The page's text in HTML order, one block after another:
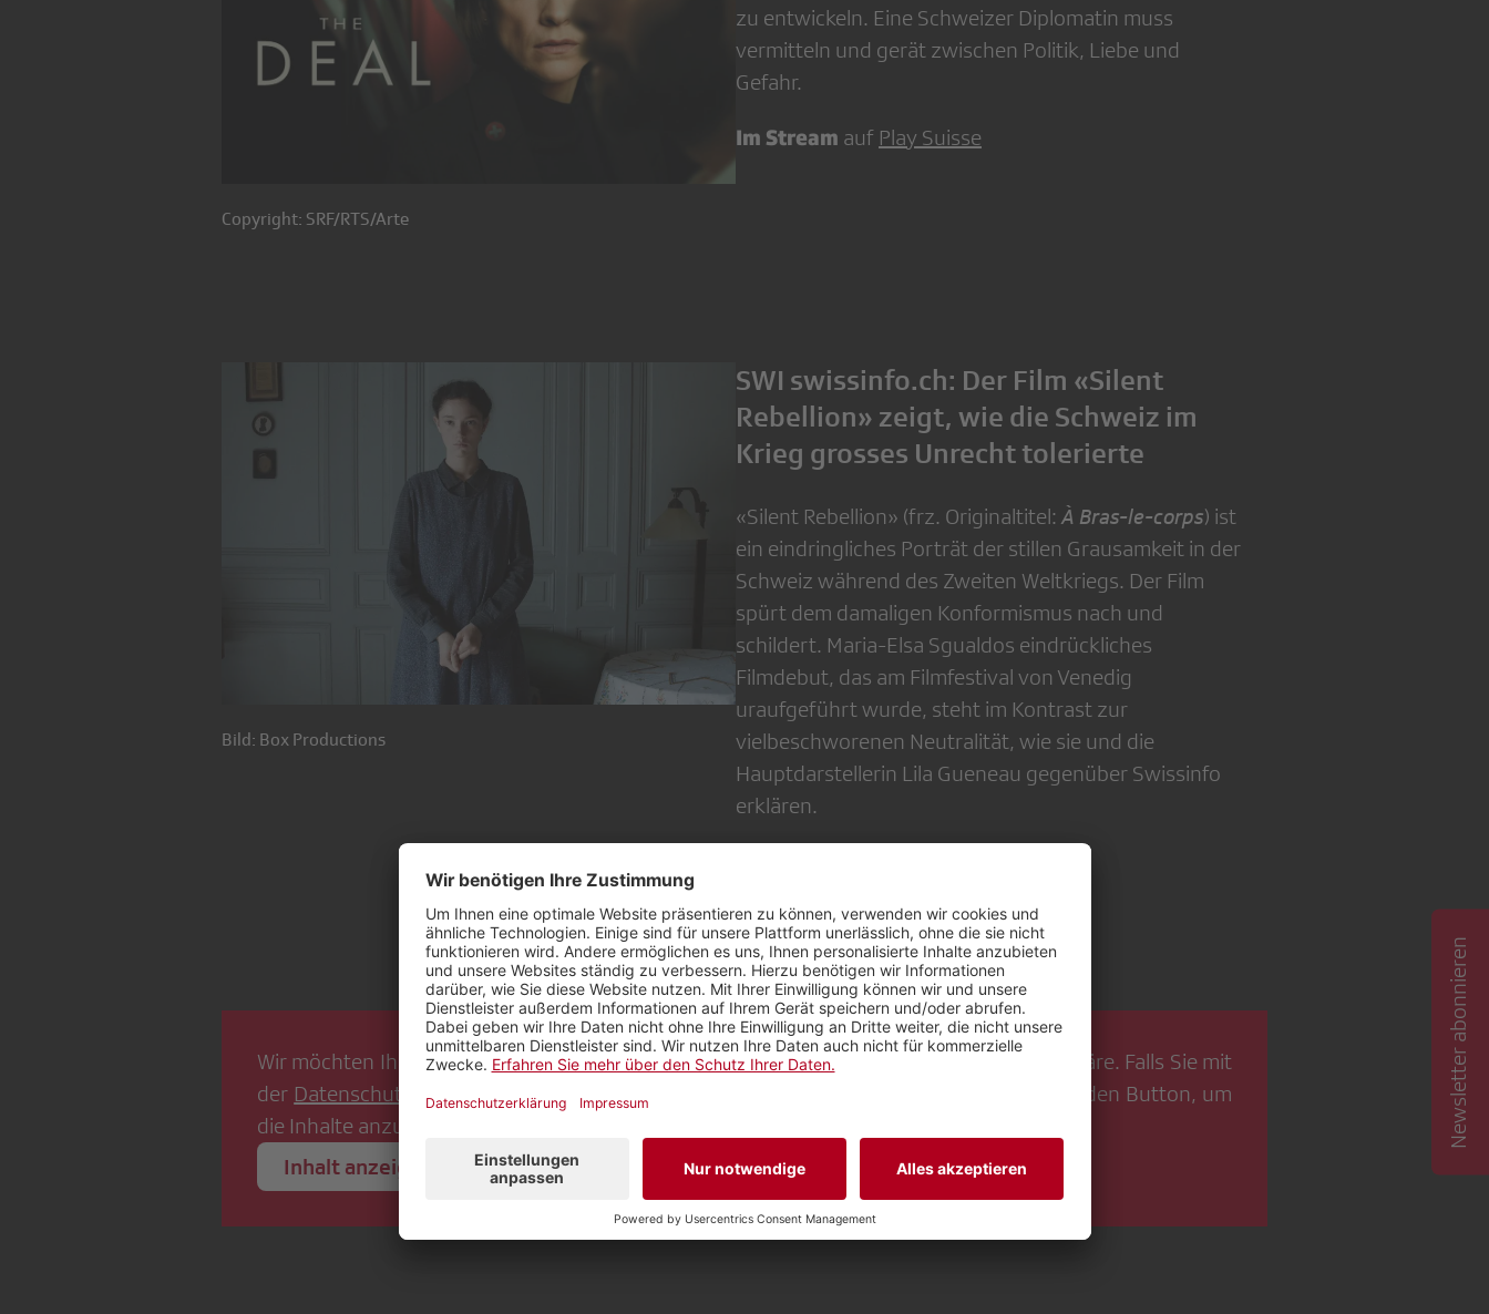
Copyright: SRF/RTS/Arte
zu entwickeln. Eine Schweizer Diplomatin muss
vermitteln und gerät zwischen Politik, Liebe und
Gefahr.
Im Stream auf Play Suisse
Bild: Box Productions
SWI swissinfo.ch: Der Film «Silent
Rebellion» zeigt, wie die Schweiz im
Krieg grosses Unrecht tolerierte
«Silent Rebellion» (frz. Originaltitel: À Bras-le-corps) ist
ein eindringliches Porträt der stillen Grausamkeit in der
Schweiz während des Zweiten Weltkriegs. Der Film
spürt dem damaligen Konformismus nach und
schildert. Maria-Elsa Sgualdos eindrückliches
Filmdebut, das am Filmfestival von Venedig
uraufgeführt wurde, steht im Kontrast zur
vielbeschworenen Neutralität, wie sie und die
Hauptdarstellerin Lila Gueneau gegenüber Swissinfo
erklären.
Wir möchten Ihnen gerne Inhalte vonSRF Playanzeigen, aber respektieren Ihre Privatsphäre. Falls Sie mit
der Datenschutzerklärung
des Anbieters einverstanden sind, klicken Sie bitte den folgenden Button, um
die Inhalte anzuzeigen.
Inhalt anzeigen
Newsletter abonnieren